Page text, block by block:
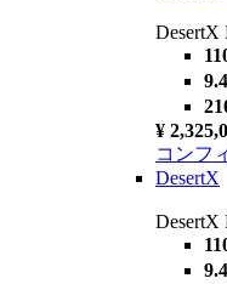
DesertX
¥
コンフ
DesertX
DesertX